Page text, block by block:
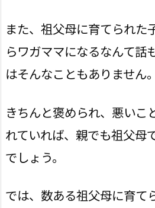
また、祖父母に育てられた
らワガママになるなんて話
はそんなこともありません。
きちんと褒められ、悪いこ
れていれば、親でも祖父母
でしょう。
では、数ある祖父母に育て